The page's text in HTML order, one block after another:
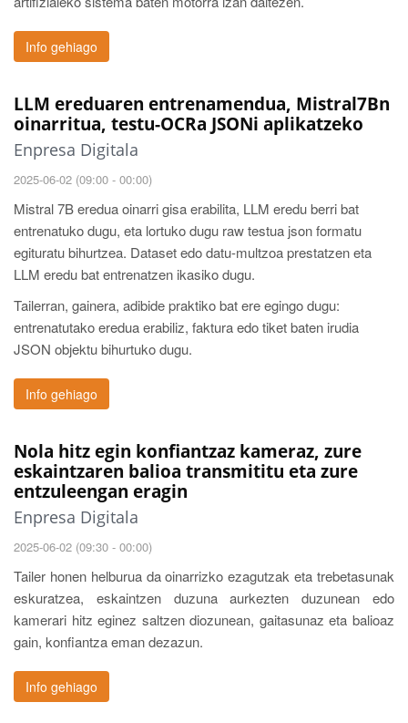
Info gehiago
LLM ereduaren entrenamendua, Mistral7Bn
oinarritua, testu-OCRa JSONi aplikatzeko
Enpresa Digitala
2025-06-02 (09:00 - 00:00)
Mistral 7B eredua oinarri gisa erabilita, LLM eredu berri bat
entrenatuko dugu, eta lortuko dugu raw testua json formatu
egituratu bihurtzea. Dataset edo datu-multzoa prestatzen eta
LLM eredu bat entrenatzen ikasiko dugu.
Tailerran, gainera, adibide praktiko bat ere egingo dugu:
entrenatutako eredua erabiliz, faktura edo tiket baten irudia
JSON objektu bihurtuko dugu.
Info gehiago
Nola hitz egin konfiantzaz kameraz, zure
eskaintzaren balioa transmititu eta zure
entzuleengan eragin
Enpresa Digitala
2025-06-02 (09:30 - 00:00)
Tailer honen helburua da oinarrizko ezagutzak eta trebetasunak
eskuratzea, eskaintzen duzuna aurkezten duzunean edo
kamerari hitz eginez saltzen diozunean, gaitasunaz eta balioaz
gain, konfiantza eman dezazun.
Info gehiago